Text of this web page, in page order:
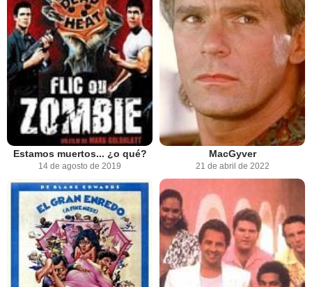
Estamos muertos... ¿o qué?
14 de agosto de 2019
MacGyver
21 de abril de 2022